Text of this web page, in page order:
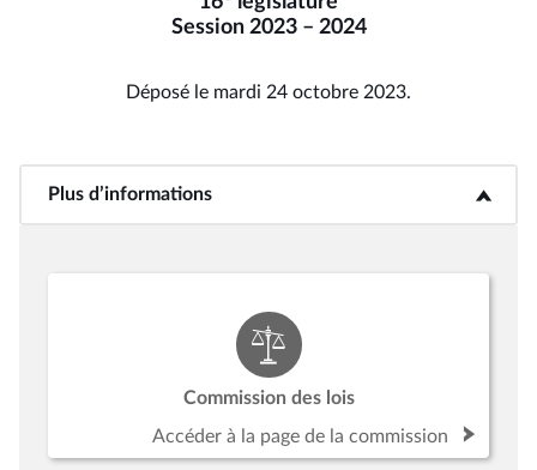
Session 2023 – 2024
Déposé le mardi 24 octobre 2023.
Plus d’informations<b>Plus d’informations</b>
Commission des lois
Accéder à la page de la commission